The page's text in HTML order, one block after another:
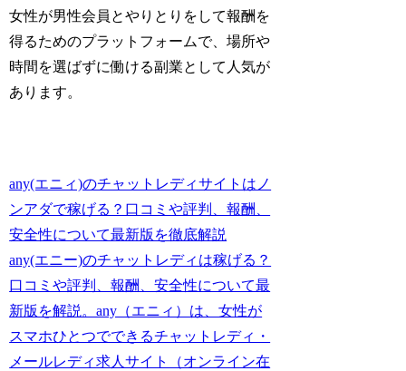
女性が男性会員とやりとりをして報酬を
得るためのプラットフォームで、場所や
時間を選ばずに働ける副業として人気が
あります。
any(エニィ)のチャットレディサイトはノ
ンアダで稼げる？口コミや評判、報酬、
安全性について最新版を徹底解説
any(エニー)のチャットレディは稼げる？
口コミや評判、報酬、安全性について最
新版を解説。any（エニィ）は、女性が
スマホひとつでできるチャットレディ・
メールレディ求人サイト（オンライン在